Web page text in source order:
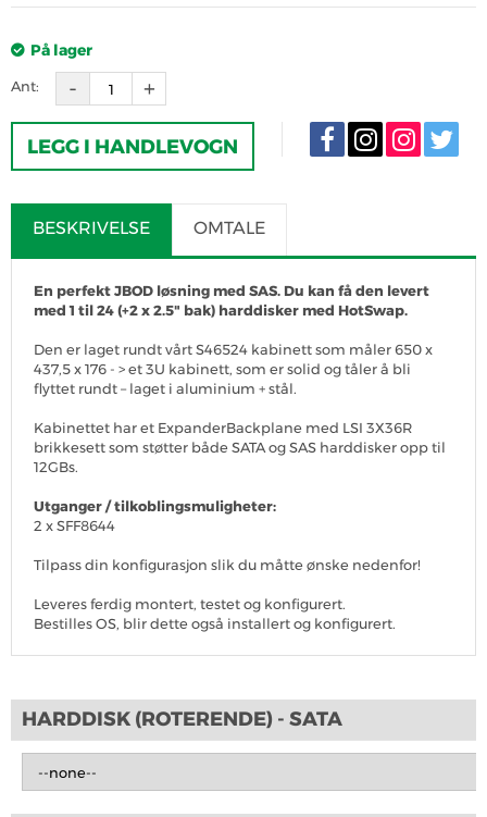
På lager
Ant:
LEGG I HANDLEVOGN
BESKRIVELSE OMTALE
En perfekt JBOD løsning med SAS. Du kan få den levert
med 1 til 24 (+2 x 2.5" bak) harddisker med HotSwap.
Den er laget rundt vårt S46524 kabinett som måler 650 x
437,5 x 176 - > et 3U kabinett, som er solid og tåler å bli
flyttet rundt – laget i aluminium + stål.
Kabinettet har et ExpanderBackplane med LSI 3X36R
brikkesett som støtter både SATA og SAS harddisker opp til
12GBs.
Utganger / tilkoblingsmuligheter:
2 x SFF8644
Tilpass din konfigurasjon slik du måtte ønske nedenfor!
Leveres ferdig montert, testet og konfigurert.
Bestilles OS, blir dette også installert og konfigurert.
SKRIV OMTALE
Det er for tiden ingen produktomtaler. Bli den første til å omtale
HARDDISK (ROTERENDE) - SATA